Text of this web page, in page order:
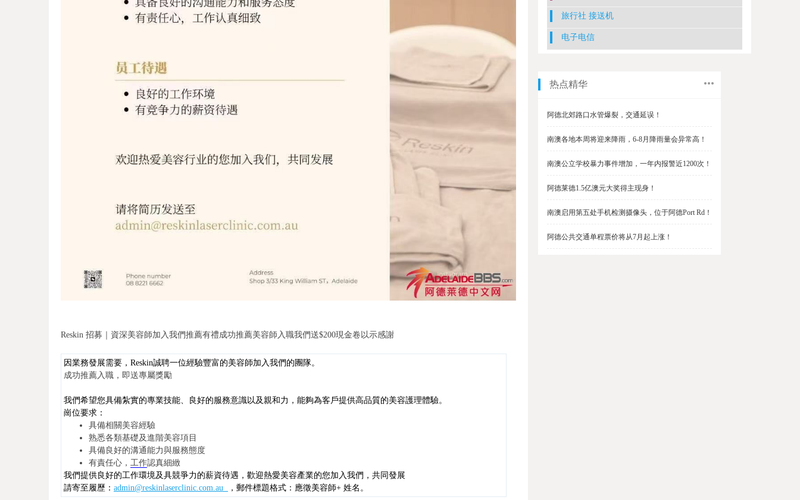
Reskin 招募｜資深美容師加入我們推薦有禮成功推薦美容師入職我們送$200現金卷以示感謝
因業務發展需要，Reskin誠聘一位經驗豐富的美容師加入我們的團隊。
成功推薦入職，即送專屬獎勵
我們希望您具備紮實的專業技能、良好的服務意識以及親和力，能夠為客戶提供高品質的美容護理體驗。
崗位要求：
具備相關美容經驗
熟悉各類基礎及進階美容項目
具備良好的溝通能力與服務態度
有責任心， 工作認真細緻
我們提供良好的工作環境及具競爭力的薪資待遇，歡迎熱愛美容產業的您加入我們，共同發展
請寄至履歷： admin@reskinlaserclinic.com.au ，郵件標題格式：應徵美容師+ 姓名。
旅行社 接送机
电子电信
热点精华
阿德北郊路口水管爆裂，交通延误！
南澳各地本周将迎来降雨，6-8月降雨量会异常高！
南澳公立学校暴力事件增加，一年内报警近1200次！
阿德莱德1.5亿澳元大奖得主现身！
南澳启用第五处手机检测摄像头，位于阿德Port Rd！
阿德公共交通单程票价将从7月起上涨！